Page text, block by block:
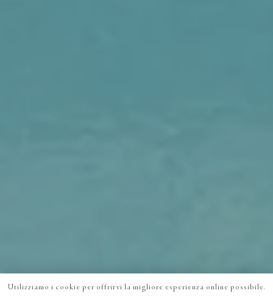
Utilizziamo i cookie per offrirvi la migliore esperienza online possibile.